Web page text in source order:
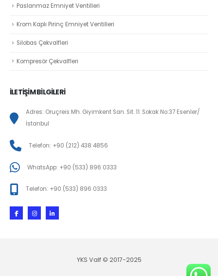
Paslanmaz Emniyet Ventilleri
Krom Kaplı Pirinç Emniyet Ventilleri
Silobas Çekvalfleri
Kompresör Çekvalfleri
İLETİŞİM BİLGİLERİ
Adres: Oruçreis Mh. Giyimkent San. Sit. 11. Sokak No:37 Esenler/
İstanbul
Telefon: +90 (212) 438 4856
WhatsApp: +90 (533) 896 0333
Telefon: +90 (533) 896 0333
YKS Valf © 2017-2025